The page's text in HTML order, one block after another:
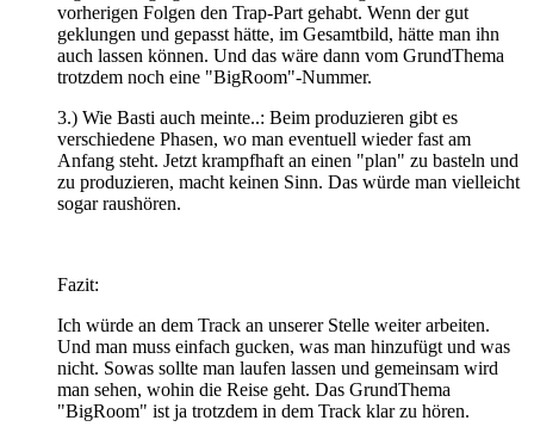
vorherigen Folgen den Trap-Part gehabt. Wenn der gut
geklungen und gepasst hätte, im Gesamtbild, hätte man ihn
auch lassen können. Und das wäre dann vom GrundThema
trotzdem noch eine "BigRoom"-Nummer.
3.) Wie Basti auch meinte..: Beim produzieren gibt es
verschiedene Phasen, wo man eventuell wieder fast am
Anfang steht. Jetzt krampfhaft an einen "plan" zu basteln und
zu produzieren, macht keinen Sinn. Das würde man vielleicht
sogar raushören.
Fazit:
Ich würde an dem Track an unserer Stelle weiter arbeiten.
Und man muss einfach gucken, was man hinzufügt und was
nicht. Sowas sollte man laufen lassen und gemeinsam wird
man sehen, wohin die Reise geht. Das GrundThema
"BigRoom" ist ja trotzdem in dem Track klar zu hören.